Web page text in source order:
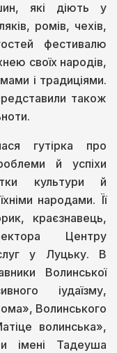
які діють у
ромів, чехів,
фестивалю
своїх народів,
і традиціями.
також
гутірка про
й успіхи
культури й
народами. Її
краєзнавець,
Центру
у Луцьку. В
Волинської
іудаїзму,
Волинського
волинська»,
імені Тадеуша